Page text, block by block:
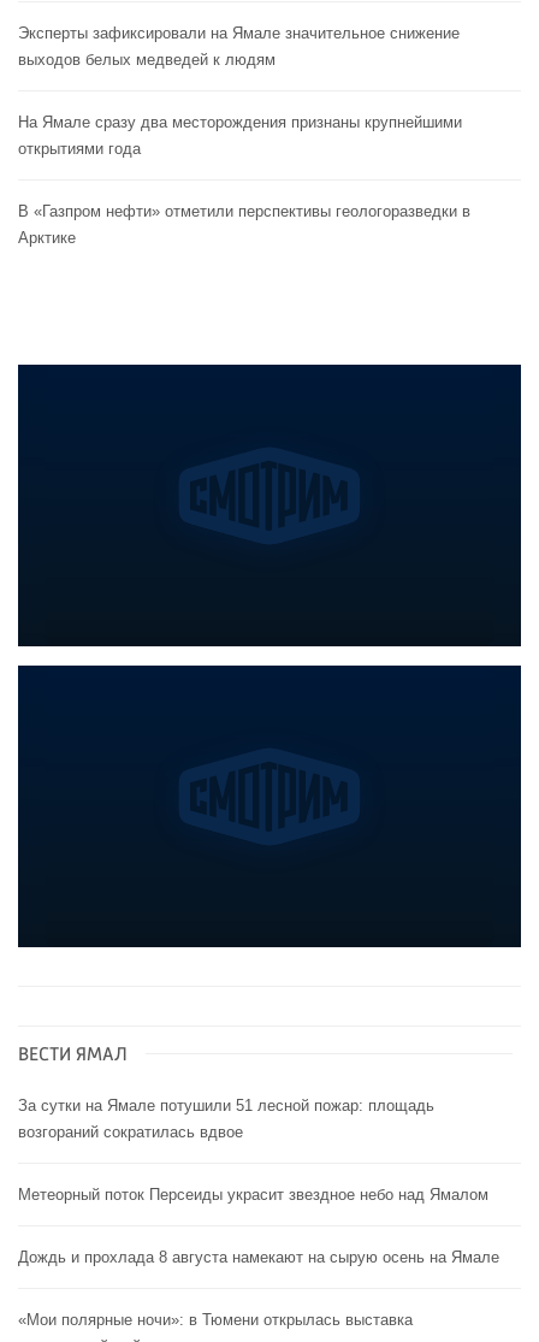
Эксперты зафиксировали на Ямале значительное снижение
выходов белых медведей к людям
На Ямале сразу два месторождения признаны крупнейшими
открытиями года
В «Газпром нефти» отметили перспективы геологоразведки в
Арктике
ВЕСТИ ЯМАЛ
За сутки на Ямале потушили 51 лесной пожар: площадь
возгораний сократилась вдвое
Метеорный поток Персеиды украсит звездное небо над Ямалом
Дождь и прохлада 8 августа намекают на сырую осень на Ямале
«Мои полярные ночи»: в Тюмени открылась выставка